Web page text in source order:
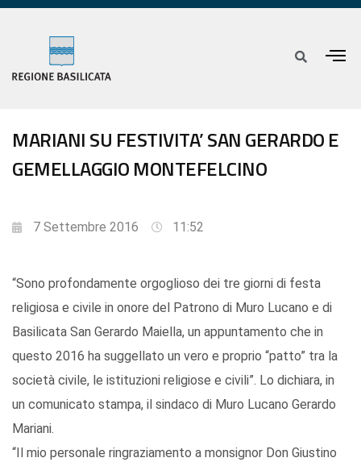
MARIANI SU FESTIVITA’ SAN GERARDO E
GEMELLAGGIO MONTEFELCINO
7 Settembre 2016 11:52
“Sono profondamente orgoglioso dei tre giorni di festa
religiosa e civile in onore del Patrono di Muro Lucano e di
Basilicata San Gerardo Maiella, un appuntamento che in
questo 2016 ha suggellato un vero e proprio “patto” tra la
società civile, le istituzioni religiose e civili”. Lo dichiara, in
un comunicato stampa, il sindaco di Muro Lucano Gerardo
Mariani.
“Il mio personale ringraziamento a monsignor Don Giustino